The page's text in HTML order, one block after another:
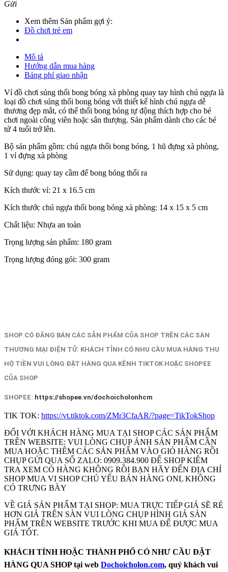
Gửi
Xem thêm Sản phẩm gợi ý:
Đồ chơi trẻ em
Mô tả
Hướng dẫn mua hàng
Bảng phí giao nhận
Vỉ đồ chơi súng thổi bong bóng xà phòng quay tay hình chú ngựa là
loại đồ chơi súng thổi bong bóng với thiết kế hình chú ngựa dễ
thương đẹp mắt, có thể thổi bong bóng tự động thích hợp cho bé
chơi ngoài công viên hoặc sân thượng. Sản phẩm dành cho các bé
tứ 4 tuổi trở lên.
Bộ sản phẩm gồm: chú ngựa thổi bong bóng, 1 hũ đựng xà phòng,
1 vỉ đựng xà phòng
Sử dụng: quay tay cầm để bong bóng thổi ra
Kích thước vỉ: 21 x 16.5 cm
Kích thước chú ngựa thổi bong bóng xà phòng: 14 x 15 x 5 cm
Chất liệu: Nhựa an toàn
Trọng lượng sản phẩm: 180 gram
Trọng lượng đóng gói: 300 gram
SHOP CÓ ĐĂNG BÁN CÁC SẢN PHẨM CỦA SHOP TRÊN CÁC SÀN
THƯƠNG MẠI ĐIỆN TỬ. KHÁCH TỈNH CÓ NHU CẦU MUA HÀNG THU
HỘ TIỀN VUI LÒNG ĐẶT HÀNG QUA KÊNH TIKTOK HOẶC SHOPEE
CỦA SHOP
SHOPEE: https://shopee.vn/dochoicholonhcm
TIK TOK: https://vt.tiktok.com/ZMr3CfaAR/?page=TikTokShop
ĐỐI VỚI KHÁCH HÀNG MUA TẠI SHOP CÁC SẢN PHẨM
TRÊN WEBSITE: VUI LÒNG CHỤP ẢNH SẢN PHẨM CẦN
MUA HOẶC THÊM CÁC SẢN PHẨM VÀO GIỎ HÀNG RỒI
CHỤP GỬI QUA SỐ ZALO: 0909.384.900 ĐỂ SHOP KIÊM
TRA XEM CÓ HÀNG KHÔNG RỒI BẠN HÃY ĐẾN ĐỊA CHỈ
SHOP MUA VI SHOP CHỦ YẾU BÁN HÀNG ONL KHÔNG
CÓ TRƯNG BÀY
VỀ GIÁ SẢN PHẨM TẠI SHOP: MUA TRỰC TIẾP GIÁ SẼ RẺ
HƠN GIÁ TRÊN SÀN VUI LÒNG CHỤP HÌNH GIÁ SẢN
PHẨM TRÊN WEBSITE TRƯỚC KHI MUA ĐẾ ĐƯỢC MUA
GIÁ TỐT.
KHÁCH TỈNH HOẶC THÀNH PHỐ CÓ NHƯ CẦU ĐẶT
HÀNG QUA SHOP tại web Dochoicholon.com, quý khách vui